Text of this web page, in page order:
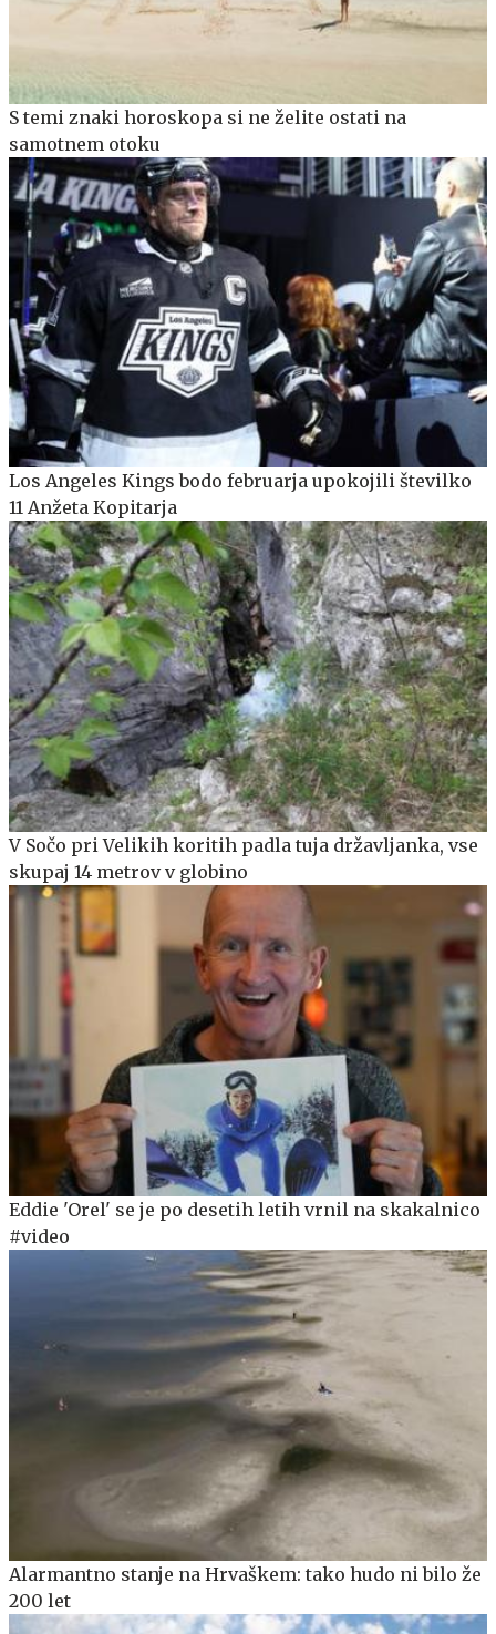
S temi znaki horoskopa si ne želite ostati na
samotnem otoku
Los Angeles Kings bodo februarja upokojili številko
11 Anžeta Kopitarja
V Sočo pri Velikih koritih padla tuja državljanka, vse
skupaj 14 metrov v globino
Eddie 'Orel' se je po desetih letih vrnil na skakalnico
#video
Alarmantno stanje na Hrvaškem: tako hudo ni bilo že
200 let